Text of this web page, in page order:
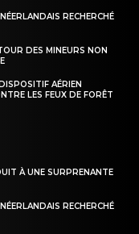
RECHERCHÉ
DES MINEURS NON
AÉRIEN
LES FEUX DE FORÊT
À UNE SURPRENANTE
RECHERCHÉ